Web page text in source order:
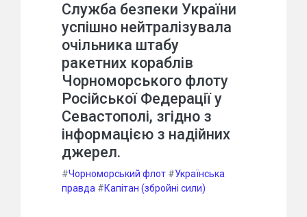
Служба безпеки України
успішно нейтралізувала
очільника штабу
ракетних кораблів
Чорноморського флоту
Російської Федерації у
Севастополі, згідно з
інформацією з надійних
джерел.
#Чорноморський флот #Українська
правда #Капітан (збройні сили)